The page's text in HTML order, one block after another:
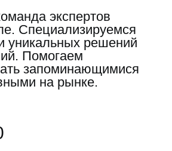
экспертов
Специализируемся
уникальных решений
Помогаем
запоминающимися
на рынке.